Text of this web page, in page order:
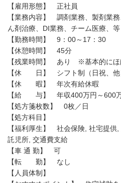
【雇用形態】 正社員
【業務内容】 調剤業務、製剤業
ん剤治療、DI業務、チーム医療、等
【勤務時間】 9：00～17：30
【休憩時間】 45分
【残業時間】 あり ※基本的にほ
【休 日】 シフト制（日祝、他
【休 暇】 年次有給休暇
【給 与】 年収400万円～600
【処方箋枚数】 0枚／日
【処方科目】
【福利厚生】 社会保険, 社宅提供
託児所, 交通費支給
【車 通 勤】 可
【転 勤】 なし
【人員体制】